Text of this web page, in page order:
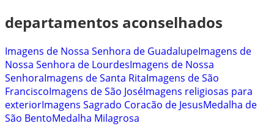
departamentos aconselhados
Imagens de Nossa Senhora de GuadalupeImagens de
Nossa Senhora de LourdesImagens de Nossa
SenhoraImagens de Santa RitaImagens de São
FranciscoImagens de São JoséImagens religiosas para
exteriorImagens Sagrado Coracão de JesusMedalha de
São BentoMedalha Milagrosa